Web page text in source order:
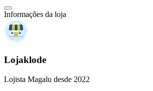
Informações da loja
Lojaklode
Lojista Magalu desde 2022